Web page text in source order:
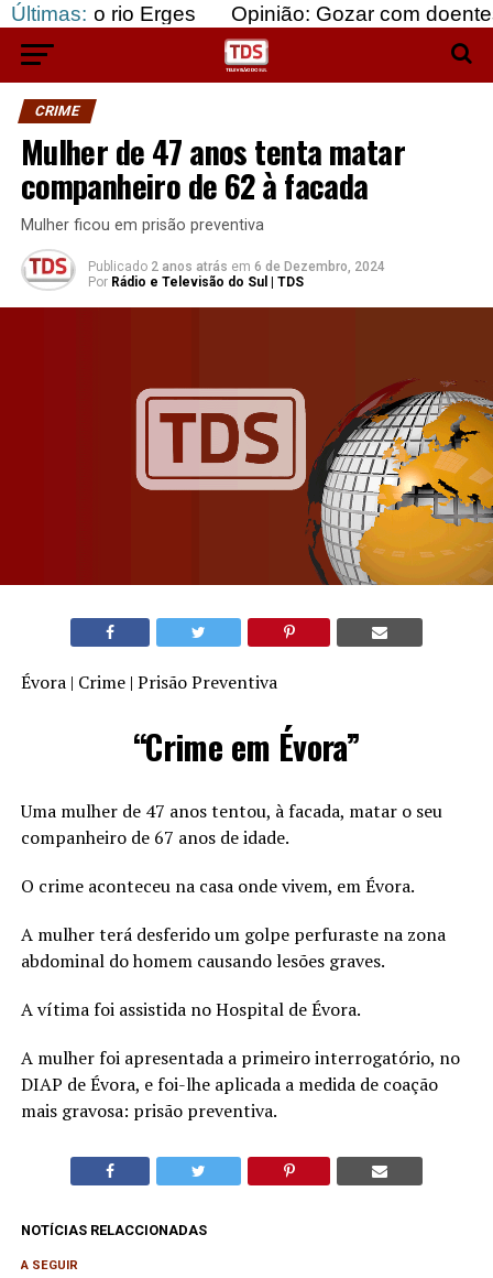
Últimas:
Erges Opinião: Gozar com doentes e bajular
CRIME
Mulher de 47 anos tenta matar
companheiro de 62 à facada
Mulher ficou em prisão preventiva
Publicado 2 anos atrás em 6 de Dezembro, 2024
Por Rádio e Televisão do Sul | TDS
Évora | Crime | Prisão Preventiva
“Crime em Évora”
Uma mulher de 47 anos tentou, à facada, matar o seu
companheiro de 67 anos de idade.
O crime aconteceu na casa onde vivem, em Évora.
A mulher terá desferido um golpe perfuraste na zona
abdominal do homem causando lesões graves.
A vítima foi assistida no Hospital de Évora.
A mulher foi apresentada a primeiro interrogatório, no
DIAP de Évora, e foi-lhe aplicada a medida de coação
mais gravosa: prisão preventiva.
NOTÍCIAS RELACCIONADAS
A SEGUIR